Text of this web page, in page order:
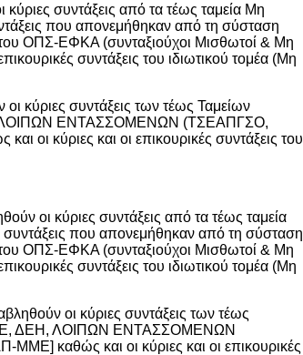
κύριες συντάξεις από τα τέως ταμεία Μη
που απονεμήθηκαν από τη σύσταση
ΟΠΣ-ΕΦΚΑ (συνταξιούχοι Μισθωτοί & Μη
συντάξεις του ιδιωτικού τομέα (Μη
κύριες συντάξεις των τέως Ταμείων
ΛΟΙΠΩΝ ΕΝΤΑΣΣΟΜΕΝΩΝ (ΤΣΕΑΠΓΣΟ,
κύριες και οι επικουρικές συντάξεις του
οι κύριες συντάξεις από τα τέως ταμεία
που απονεμήθηκαν από τη σύσταση
ΟΠΣ-ΕΦΚΑ (συνταξιούχοι Μισθωτοί & Μη
συντάξεις του ιδιωτικού τομέα (Μη
οι κύριες συντάξεις των τέως
ΔΕΗ, ΛΟΙΠΩΝ ΕΝΤΑΣΣΟΜΕΝΩΝ
καθώς και οι κύριες και οι επικουρικές